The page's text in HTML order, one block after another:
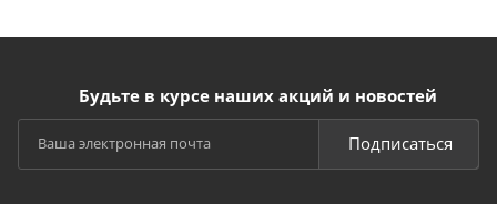
Будьте в курсе наших акций и новостей
Подписаться